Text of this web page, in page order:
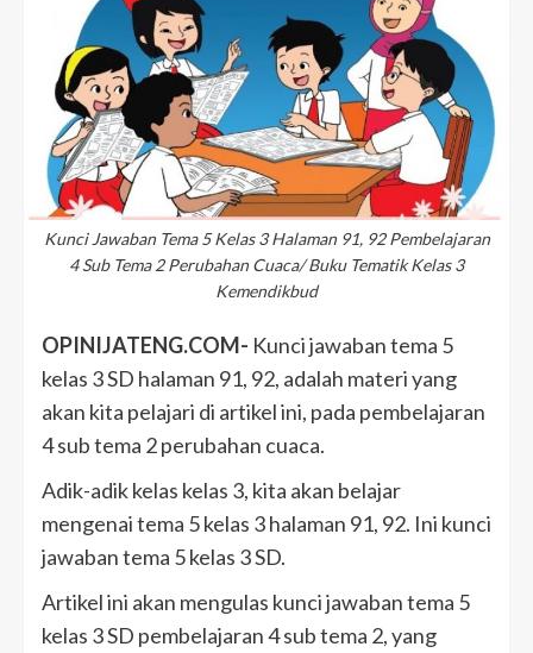
Kunci Jawaban Tema 5 Kelas 3 Halaman 91, 92 Pembelajaran
4 Sub Tema 2 Perubahan Cuaca/ Buku Tematik Kelas 3
Kemendikbud
OPINIJATENG.COM- Kunci jawaban tema 5
kelas 3 SD halaman 91, 92, adalah materi yang
akan kita pelajari di artikel ini, pada pembelajaran
4 sub tema 2 perubahan cuaca.
Adik-adik kelas kelas 3, kita akan belajar
mengenai tema 5 kelas 3 halaman 91, 92. Ini kunci
jawaban tema 5 kelas 3 SD.
Artikel ini akan mengulas kunci jawaban tema 5
kelas 3 SD pembelajaran 4 sub tema 2, yang